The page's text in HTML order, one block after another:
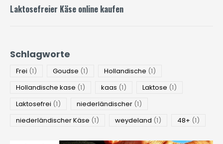
Laktosefreier Käse online kaufen
Schlagworte
Frei (1) Goudse (1) Hollandische (1)
Hollandische kase (1) kaas (1) Laktose (1)
Laktosefrei (1) niederländischer (1)
niederländischer Käse (1) weydeland (1) 48+ (1)